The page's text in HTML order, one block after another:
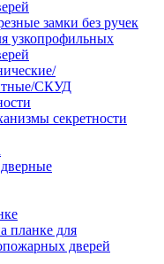
замки без ручек
узкопрофильных
СКУД
секретности
планке для
дверей